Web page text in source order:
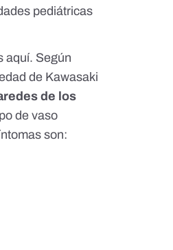
pediátricas
aquí. Según
de Kawasaki
de los
de vaso
son: